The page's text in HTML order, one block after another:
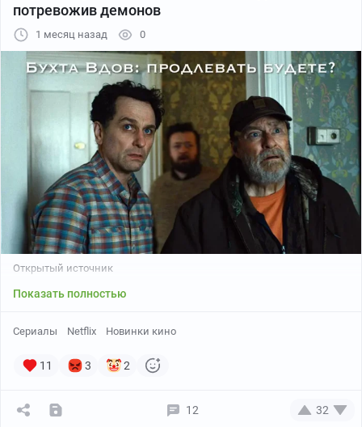
потревожив демонов
1 месяц назад 0
Открытый источник
Показать полностью
Сериалы Netflix Новинки кино
11 3 2
12 32